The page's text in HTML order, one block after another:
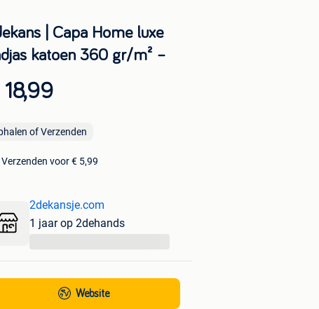
| Capa Home luxe
katoen 360 gr/m² –
of Verzenden
Verzenden voor € 5,99
2dekansje.com
1 jaar op 2dehands
Website